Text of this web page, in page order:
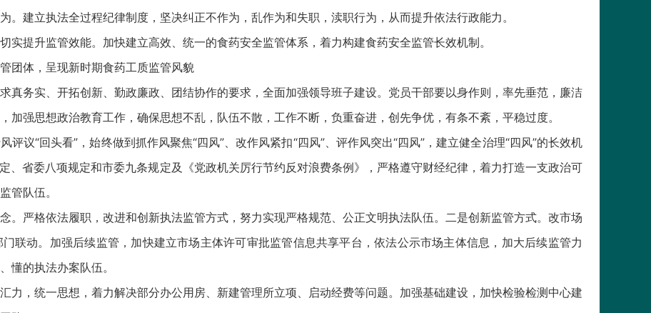
。建立执法全过程纪律制度，坚决纠正不作为，乱作为和失职，渎职行为，从而提升依法行政能力。
实提升监管效能。加快建立高效、统一的食药安全监管体系，着力构建食药安全监管长效机制。
团体，呈现新时期食药工质监管风貌
真务实、开拓创新、勤政廉政、团结协作的要求，全面加强领导班子建设。党员干部要以身作则，率先垂范，廉洁
加强思想政治教育工作，确保思想不乱，队伍不散，工作不断，负重奋进，创先争优，有条不紊，平稳过度。
评议“回头看”，始终做到抓作风聚焦“四风”、改作风紧扣“四风”、评作风突出“四风”，建立健全治理“四风”的长效机
、省委八项规定和市委九条规定及《党政机关厉行节约反对浪费条例》，严格遵守财经纪律，着力打造一支政治可
管队伍。
。严格依法履职，改进和创新执法监管方式，努力实现严格规范、公正文明执法队伍。二是创新监管方式。改市场
联动。加强后续监管，加快建立市场主体许可审批监管信息共享平台，依法公示市场主体信息，加大后续监管力
懂的执法办案队伍。
力，统一思想，着力解决部分办公用房、新建管理所立项、启动经费等问题。加强基础建设，加快检验检测中心建